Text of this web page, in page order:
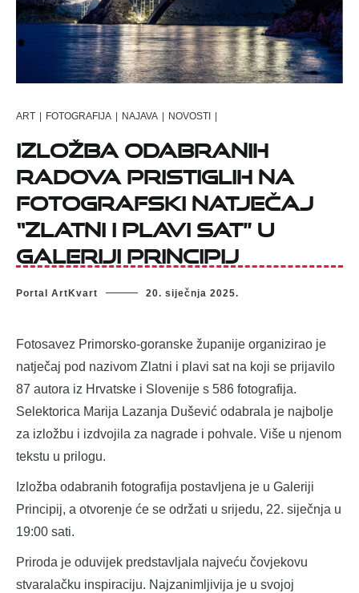
ART | FOTOGRAFIJA | NAJAVA | NOVOSTI |
Izložba odabranih
radova pristiglih na
fotografski natječaj
“Zlatni i plavi sat” u
Galeriji Principij
Portal ArtKvart 20. siječnja 2025.
Fotosavez Primorsko-goranske županije organizirao je
natječaj pod nazivom Zlatni i plavi sat na koji se prijavilo
87 autora iz Hrvatske i Slovenije s 586 fotografija.
Selektorica Marija Lazanja Dušević odabrala je najbolje
za izložbu i izdvojila za nagrade i pohvale. Više u njenom
tekstu u prilogu.
Izložba odabranih fotografija postavljena je u Galeriji
Principij, a otvorenje će se održati u srijedu, 22. siječnja u
19:00 sati.
Priroda je oduvijek predstavljala najveću čovjekovu
stvaralačku inspiraciju. Najzanimljivija je u svojoj